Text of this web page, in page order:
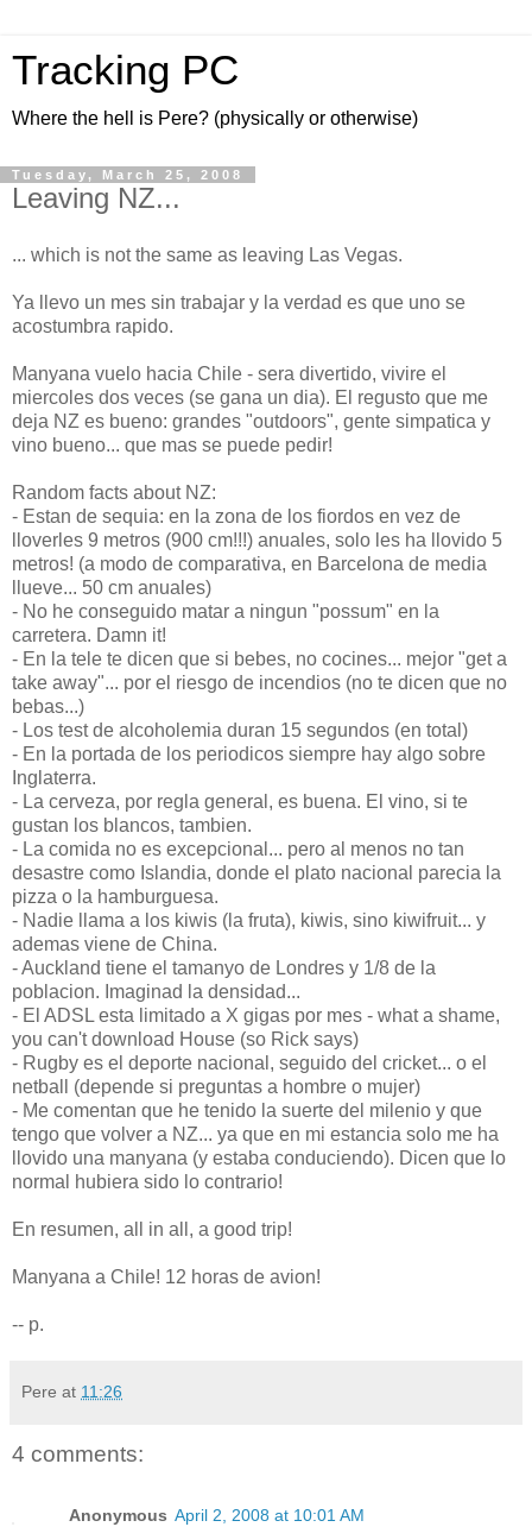
Tracking PC
Where the hell is Pere? (physically or otherwise)
Tuesday, March 25, 2008
Leaving NZ...
... which is not the same as leaving Las Vegas.
Ya llevo un mes sin trabajar y la verdad es que uno se
acostumbra rapido.
Manyana vuelo hacia Chile - sera divertido, vivire el
miercoles dos veces (se gana un dia). El regusto que me
deja NZ es bueno: grandes "outdoors", gente simpatica y
vino bueno... que mas se puede pedir!
Random facts about NZ:
- Estan de sequia: en la zona de los fiordos en vez de
lloverles 9 metros (900 cm!!!) anuales, solo les ha llovido 5
metros! (a modo de comparativa, en Barcelona de media
llueve... 50 cm anuales)
- No he conseguido matar a ningun "possum" en la
carretera. Damn it!
- En la tele te dicen que si bebes, no cocines... mejor "get a
take away"... por el riesgo de incendios (no te dicen que no
bebas...)
- Los test de alcoholemia duran 15 segundos (en total)
- En la portada de los periodicos siempre hay algo sobre
Inglaterra.
- La cerveza, por regla general, es buena. El vino, si te
gustan los blancos, tambien.
- La comida no es excepcional... pero al menos no tan
desastre como Islandia, donde el plato nacional parecia la
pizza o la hamburguesa.
- Nadie llama a los kiwis (la fruta), kiwis, sino kiwifruit... y
ademas viene de China.
- Auckland tiene el tamanyo de Londres y 1/8 de la
poblacion. Imaginad la densidad...
- El ADSL esta limitado a X gigas por mes - what a shame,
you can't download House (so Rick says)
- Rugby es el deporte nacional, seguido del cricket... o el
netball (depende si preguntas a hombre o mujer)
- Me comentan que he tenido la suerte del milenio y que
tengo que volver a NZ... ya que en mi estancia solo me ha
llovido una manyana (y estaba conduciendo). Dicen que lo
normal hubiera sido lo contrario!
En resumen, all in all, a good trip!
Manyana a Chile! 12 horas de avion!
-- p.
Pere at 11:26
4 comments:
Anonymous April 2, 2008 at 10:01 AM